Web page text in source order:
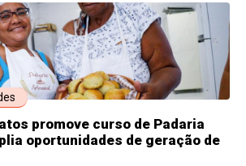
promove curso de Padaria
oportunidades de geração de